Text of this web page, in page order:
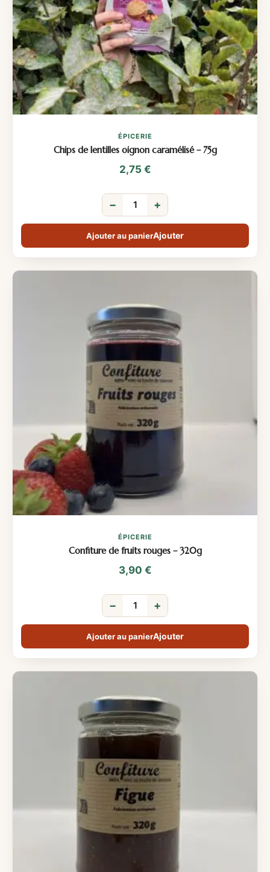
ÉPICERIE
Chips de lentilles oignon caramélisé – 75g
2,75 €
− +
Ajouter au panier
ÉPICERIE
Confiture de fruits rouges – 320g
3,90 €
− +
Ajouter au panier